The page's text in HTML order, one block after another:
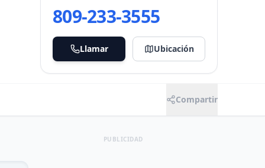
809-233-3555
Llamar Ubicación
Compartir
PUBLICIDAD